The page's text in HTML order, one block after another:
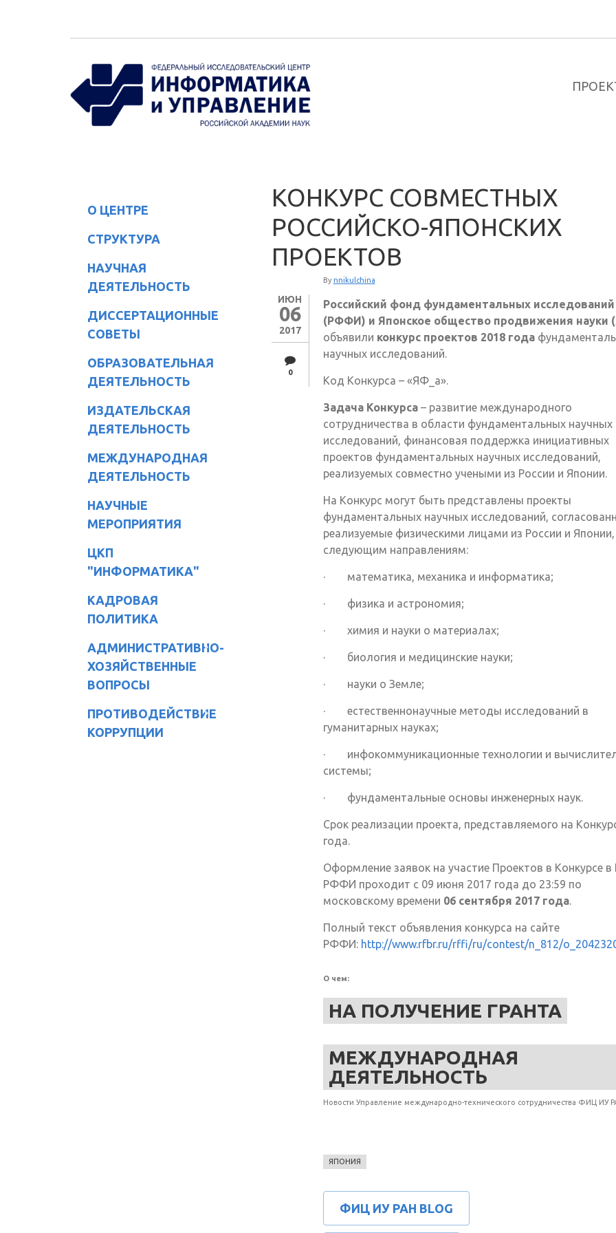
О ЦЕНТРЕ
СТРУКТУРА
НАУЧНАЯ
ДЕЯТЕЛЬНОСТЬ
ДИССЕРТАЦИОННЫЕ
СОВЕТЫ
ОБРАЗОВАТЕЛЬНАЯ
ДЕЯТЕЛЬНОСТЬ
ИЗДАТЕЛЬСКАЯ
ДЕЯТЕЛЬНОСТЬ
МЕЖДУНАРОДНАЯ
ДЕЯТЕЛЬНОСТЬ
НАУЧНЫЕ
МЕРОПРИЯТИЯ
ЦКП
"ИНФОРМАТИКА"
КАДРОВАЯ
ПОЛИТИКА
АДМИНИСТРАТИВНО-
ХОЗЯЙСТВЕННЫЕ
ВОПРОСЫ
ПРОТИВОДЕЙСТВИЕ
КОРРУПЦИИ
КОНКУРС СОВМЕСТНЫХ
РОССИЙСКО-ЯПОНСКИХ
ПРОЕКТОВ
ИЮН
06
2017
0
By nnikulchina
Российский фонд фундаментальных исследований
(РФФИ) и Японское общество продвижения науки
объявили конкурс проектов 2018 года
научных исследований.
Код Конкурса – «ЯФ_а».
Задача Конкурса– развитие международного
сотрудничества в области фундаментальных научных
исследований, финансовая поддержка инициативных
проектов фундаментальных научных исследований,
реализуемых совместно учеными из России и Японии.
На Конкурс могут быть представлены проекты
фундаментальных научных исследований,
реализуемые физическими лицами из России и
следующим направлениям:
· математика, механика и информатика;
· физика и астрономия;
· химия и науки о материалах;
· биология и медицинские науки;
· науки о Земле;
· естественнонаучные методы исследований в
гуманитарных науках;
· инфокоммуникационные технологии и
системы;
· фундаментальные основы инженерных наук.
Срок реализации проекта, представляемого на
года.
Оформление заявок на участие Проектов в Конкурсе
РФФИ проходит с 09 июня 2017 года до 23:59 по
московскому времени 06 сентября 2017 года.
Полный текст объявления конкурса на сайте
РФФИ: http://www.rfbr.ru/rffi/ru/contest/n_812/
О чем:
НА ПОЛУЧЕНИЕ ГРАНТА
МЕЖДУНАРОДНАЯ
ДЕЯТЕЛЬНОСТЬ
Новости Управление международно-технического сотрудничества ФИЦ ИУ
ЯПОНИЯ
ФИЦ ИУ РАН BLOG